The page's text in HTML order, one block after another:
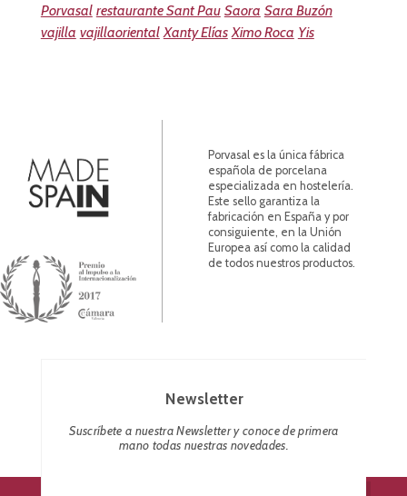
Porvasal restaurante Sant Pau Saora Sara Buzón
vajilla vajillaoriental Xanty Elías Ximo Roca Yis
Porvasal es la única fábrica
española de porcelana
especializada en hostelería.
Este sello garantiza la
fabricación en España y por
consiguiente, en la Unión
Europea así como la calidad
de todos nuestros productos.
Newsletter
Suscríbete a nuestra Newsletter y conoce de primera
mano todas nuestras novedades.